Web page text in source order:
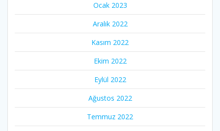
Ocak 2023
Aralık 2022
Kasım 2022
Ekim 2022
Eylül 2022
Ağustos 2022
Temmuz 2022